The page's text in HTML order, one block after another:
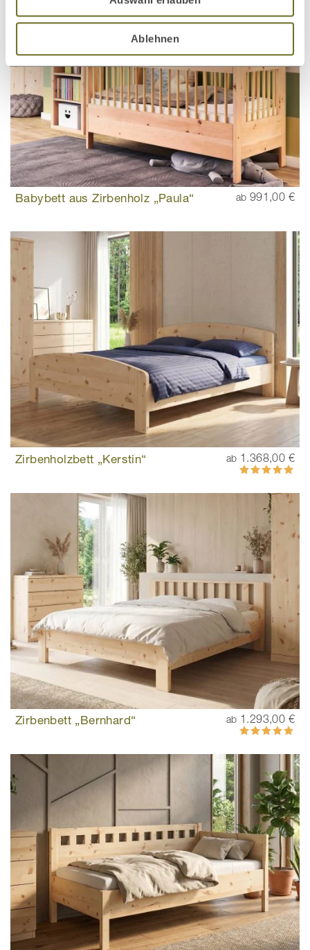
Ablehnen
Babybett aus Zirbenholz „Paula“ ab 991,00 €
Zirbenholzbett „Kerstin“ ab 1.368,00 €
Bewertung:
100%
Zirbenbett „Bernhard“ ab 1.293,00 €
Bewertung:
100%